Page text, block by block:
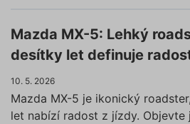
Mazda MX-5: Lehký
desítky let definuje
10. 5. 2026
Mazda MX-5 je ikonický
let nabízí radost z jízdy. Objevte